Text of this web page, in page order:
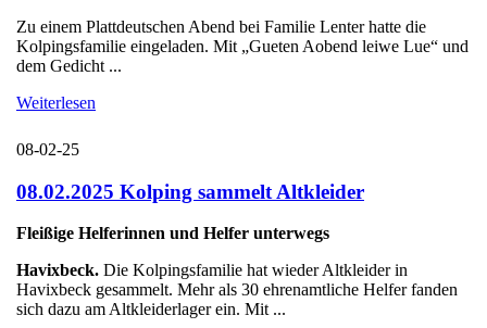
Zu einem Plattdeutschen Abend bei Familie Lenter hatte die
Kolpingsfamilie eingeladen. Mit „Gueten Aobend leiwe Lue“ und
dem Gedicht ...
Weiterlesen
08-02-25
08.02.2025 Kolping sammelt Altkleider
Fleißige Helferinnen und Helfer unterwegs
Havixbeck. Die Kolpingsfamilie hat wieder Altkleider in
Havixbeck gesammelt. Mehr als 30 ehrenamtliche Helfer fanden
sich dazu am Altkleiderlager ein. Mit ...